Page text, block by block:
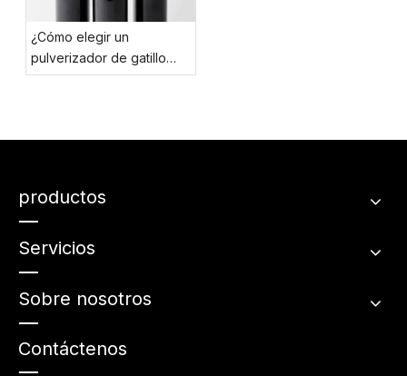
¿Cómo elegir un
pulverizador de gatillo
para un producto líquido?
productos
Servicios
Sobre nosotros
Contáctenos